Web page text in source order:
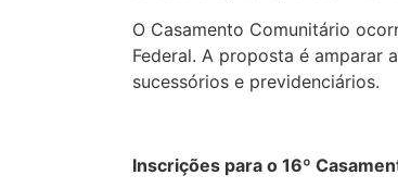
O Casamento Comunitário
Federal. A proposta é amparar
sucessórios e previdenciários.
Inscrições para o 16º